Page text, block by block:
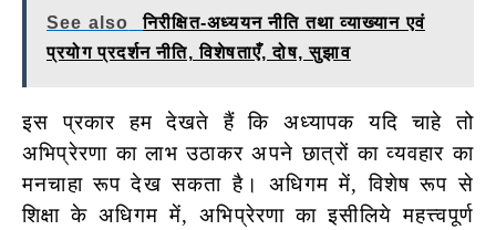
See also
निरीक्षित-अध्ययन नीति तथा व्याख्यान एवं
प्रयोग प्रदर्शन नीति, विशेषताएँ, दोष, सुझाव
इस प्रकार हम देखते हैं कि अध्यापक यदि चाहे तो
अभिप्रेरणा का लाभ उठाकर अपने छात्रों का व्यवहार का
मनचाहा रूप देख सकता है। अधिगम में, विशेष रूप से
शिक्षा के अधिगम में, अभिप्रेरणा का इसीलिये महत्त्वपूर्ण